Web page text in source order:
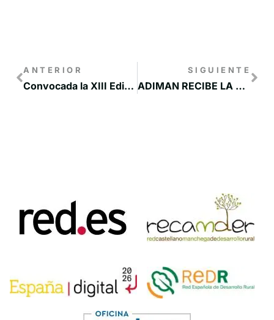
ANTERIOR
Convocada la XIII Edición de Premios de Excelencia a la Innovación para Mujeres Rurales
SIGUIENTE
ADIMAN RECIBE LA VISITA DE REPRESENTATES POLÍTICOS Y ONG DE BOLIVIA CON LOS QUE DESARROLLA PROYECTOS DE COOPERACIÓN AL DESARROLLO